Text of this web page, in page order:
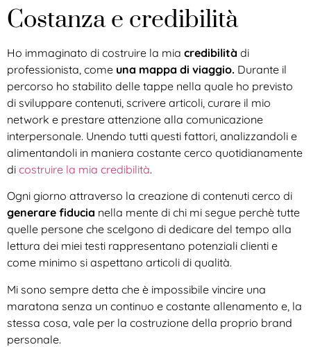
Costanza e credibilità
Ho immaginato di costruire la mia credibilità di
professionista, come una mappa di viaggio. Durante il
percorso ho stabilito delle tappe nella quale ho previsto
di sviluppare contenuti, scrivere articoli, curare il mio
network e prestare attenzione alla comunicazione
interpersonale. Unendo tutti questi fattori, analizzandoli e
alimentandoli in maniera costante cerco quotidianamente
di costruire la mia credibilità.
Ogni giorno attraverso la creazione di contenuti cerco di
generare fiducia nella mente di chi mi segue perchè tutte
quelle persone che scelgono di dedicare del tempo alla
lettura dei miei testi rappresentano potenziali clienti e
come minimo si aspettano articoli di qualità.
Mi sono sempre detta che è impossibile vincire una
maratona senza un continuo e costante allenamento e, la
stessa cosa, vale per la costruzione della proprio brand
personale.